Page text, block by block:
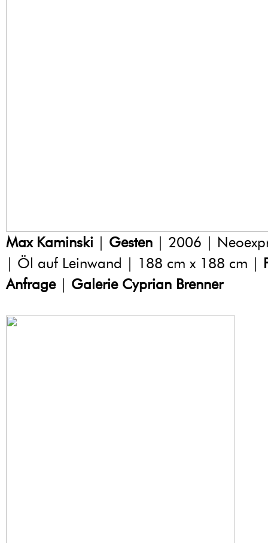
Max Kaminski | Gesten | 2006 |
| Öl auf Leinwand | 188 cm x 188 cm |
Anfrage| Galerie Cyprian Brenner